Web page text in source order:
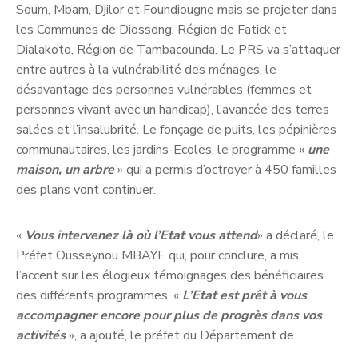
Soum, Mbam, Djilor et Foundiougne mais se projeter dans
les Communes de Diossong, Région de Fatick et
Dialakoto, Région de Tambacounda. Le PRS va s’attaquer
entre autres à la vulnérabilité des ménages, le
désavantage des personnes vulnérables (femmes et
personnes vivant avec un handicap), l’avancée des terres
salées et l’insalubrité. Le fonçage de puits, les pépinières
communautaires, les jardins-Ecoles, le programme « une
maison, un arbre» qui a permis d’octroyer à 450 familles
des plans vont continuer.
« Vous intervenez là où l’Etat vous attend» a déclaré, le
Préfet Ousseynou MBAYE qui, pour conclure, a mis
l’accent sur les élogieux témoignages des bénéficiaires
des différents programmes. « L’Etat est prêt à vous
accompagner encore pour plus de progrès dans vos
activités», a ajouté, le préfet du Département de